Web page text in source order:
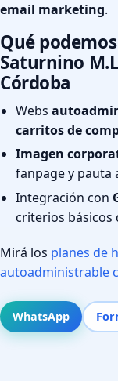
email marketing.
Qué
Saturnino
Córdoba
Webs
carritos de
Imagen
fanpage y pauta
Integración con
criterios básicos
Mirá los planes de
autoadministrable
WhatsApp